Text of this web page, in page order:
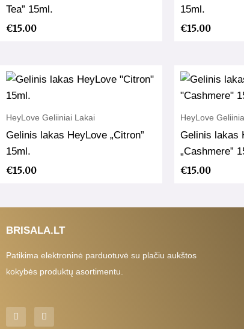
Tea” 15ml.
€15.00
15ml.
€15.00
HeyLove Geliiniai Lakai
Gelinis lakas HeyLove „Citron”
15ml.
€15.00
HeyLove
Gelinis lakas
„Cashmere”
€15.00
BRISALA.LT
Patikima elektroninė parduotuvė su plačiu aukštos
kokybės produktų asortimentu.
F
a
I
n